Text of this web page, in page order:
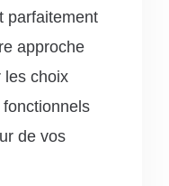
parfaitement
approche
les choix
de vos